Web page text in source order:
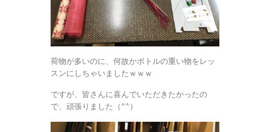
荷物が多いのに、何故かボトルの重い物をレッ
スンにしちゃいましたｗｗｗ
ですが、皆さんに喜んでいただきたかったの
で、頑張りました（^^）